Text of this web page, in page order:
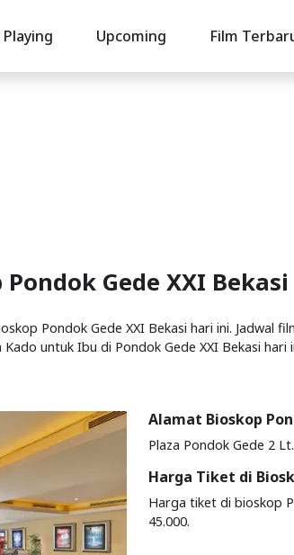
Upcoming Film
Gede XXI Bekasi
Pondok Gede XXI Bekasi hari ini. Jadwal
Kado untuk Ibu di Pondok Gede XXI Bekasi
Alamat Bioskop
Plaza Pondok Gede 2
Harga Tiket di
Harga tiket di bioskop
45.000.